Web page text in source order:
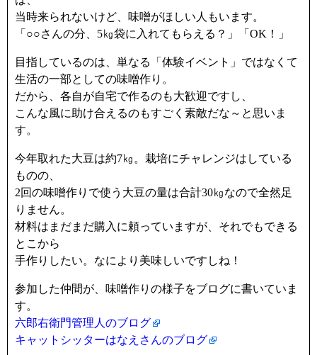
当時来られないけど、味噌がほしい人もいます。
「○○さんの分、5㎏袋に入れてもらえる？」「OK！」
目指しているのは、単なる「体験イベント」ではなくて
生活の一部としての味噌作り。
だから、各自が自宅で作るのも大歓迎ですし、
こんな風に助け合えるのもすごく素敵だな～と思いま
す。
今年取れた大豆は約7㎏。栽培にチャレンジはしている
ものの、
2回の味噌作りで使う大豆の量は合計30㎏なので全然足
りません。
材料はまだまだ購入に頼っていますが、それでもできる
とこから
手作りしたい。なにより美味しいですしね！
参加した仲間が、味噌作りの様子をブログに書いていま
す。
六郎右衛門管理人のブログ
キャットシッターはなえさんのブログ